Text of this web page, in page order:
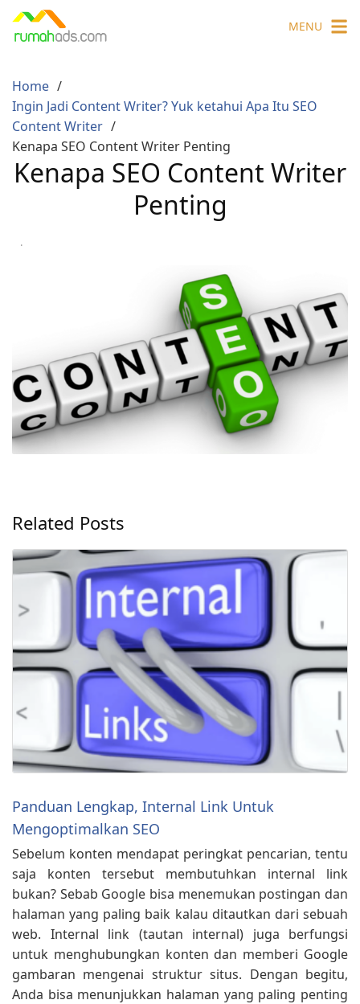
Skip
MENU
Home
Ingin Jadi Content Writer? Yuk ketahui Apa Itu SEO
Content Writer
Kenapa SEO Content Writer Penting
Kenapa SEO Content Writer
Penting
·
Related Posts
Panduan Lengkap, Internal Link Untuk
Mengoptimalkan SEO
Sebelum konten mendapat peringkat pencarian, tentu
saja konten tersebut membutuhkan internal link
bukan? Sebab Google bisa menemukan postingan dan
halaman yang paling baik kalau ditautkan dari sebuah
web. Internal link (tautan internal) juga berfungsi
untuk menghubungkan konten dan memberi Google
gambaran mengenai struktur situs. Dengan begitu,
Anda bisa menunjukkan halaman yang paling penting